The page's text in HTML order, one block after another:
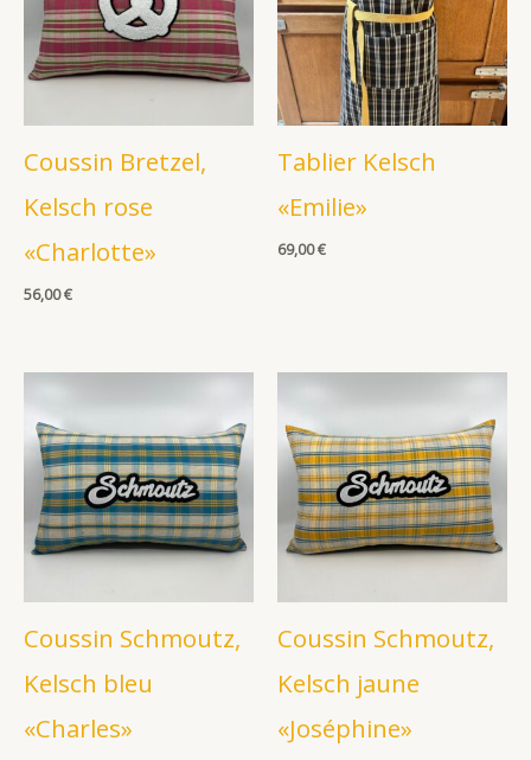
Coussin Bretzel,
Kelsch rose
«Charlotte»
56,00€
Tablier Kelsch
«Emilie»
69,00€
Coussin Schmoutz,
Kelsch bleu
«Charles»
Coussin Schmoutz,
Kelsch jaune
«Joséphine»